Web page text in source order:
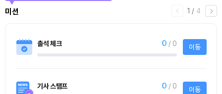
1 / 4
미션
출석 체크 0 / 0 이동
기사 스탬프 0 / 0 이동